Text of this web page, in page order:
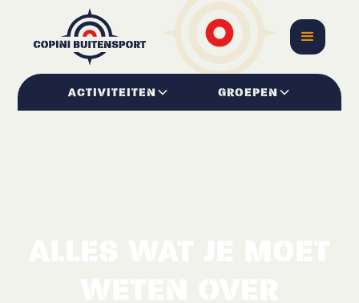
ACTIVITEITEN GROEPEN